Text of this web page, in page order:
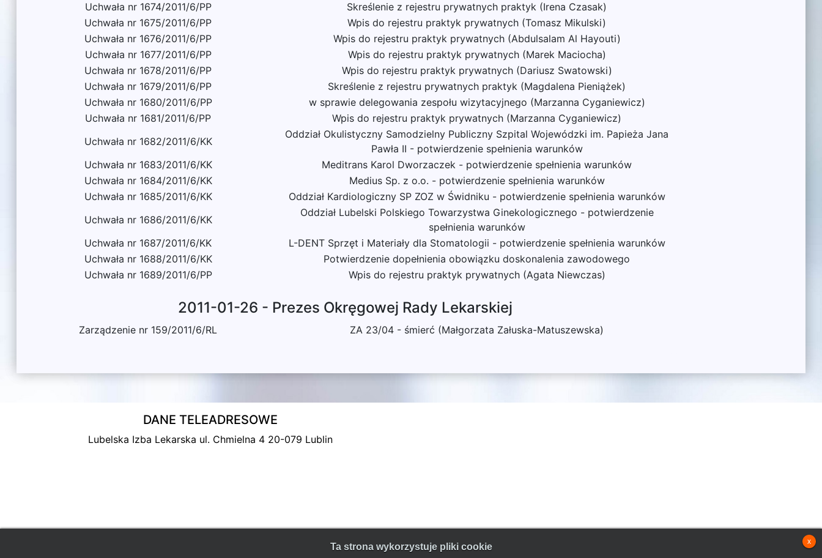
Uchwała nr 1674/2011/6/PP
Skreślenie z rejestru prywatnych praktyk (Irena Czasak)
Uchwała nr 1675/2011/6/PP
Wpis do rejestru praktyk prywatnych (Tomasz Mikulski)
Uchwała nr 1676/2011/6/PP
Wpis do rejestru praktyk prywatnych (Abdulsalam Al Hayouti)
Uchwała nr 1677/2011/6/PP
Wpis do rejestru praktyk prywatnych (Marek Maciocha)
Uchwała nr 1678/2011/6/PP
Wpis do rejestru praktyk prywatnych (Dariusz Swatowski)
Uchwała nr 1679/2011/6/PP
Skreślenie z rejestru prywatnych praktyk (Magdalena Pieniążek)
Uchwała nr 1680/2011/6/PP
w sprawie delegowania zespołu wizytacyjnego (Marzanna Cyganiewicz)
Uchwała nr 1681/2011/6/PP
Wpis do rejestru praktyk prywatnych (Marzanna Cyganiewicz)
Uchwała nr 1682/2011/6/KK
Oddział Okulistyczny Samodzielny Publiczny Szpital Wojewódzki im. Papieża Jana
Pawła II - potwierdzenie spełnienia warunków
Uchwała nr 1683/2011/6/KK
Meditrans Karol Dworzaczek - potwierdzenie spełnienia warunków
Uchwała nr 1684/2011/6/KK
Medius Sp. z o.o. - potwierdzenie spełnienia warunków
Uchwała nr 1685/2011/6/KK
Oddział Kardiologiczny SP ZOZ w Świdniku - potwierdzenie spełnienia warunków
Uchwała nr 1686/2011/6/KK
Oddział Lubelski Polskiego Towarzystwa Ginekologicznego - potwierdzenie
spełnienia warunków
Uchwała nr 1687/2011/6/KK
L-DENT Sprzęt i Materiały dla Stomatologii - potwierdzenie spełnienia warunków
Uchwała nr 1688/2011/6/KK
Potwierdzenie dopełnienia obowiązku doskonalenia zawodowego
Uchwała nr 1689/2011/6/PP
Wpis do rejestru praktyk prywatnych (Agata Niewczas)
2011-01-26 - Prezes Okręgowej Rady Lekarskiej
Zarządzenie nr 159/2011/6/RL ZA 23/04 - śmierć (Małgorzata Załuska-Matuszewska)
Ta strona wykorzystuje pliki cookie x
DANE TELEADRESOWE
Lubelska Izba Lekarska ul. Chmielna 4 20-079 Lublin
© 2022 Copyright Lubelska Izba Lekarska w Lublinie